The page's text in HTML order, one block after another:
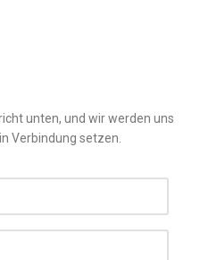
unten, und wir werden uns
Verbindung setzen.